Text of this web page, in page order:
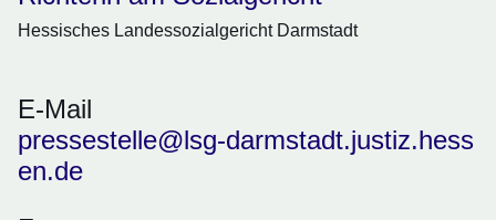
Hessisches Landessozialgericht Darmstadt
E-Mail
pressestelle@lsg-darmstadt.justiz.hess
en.de